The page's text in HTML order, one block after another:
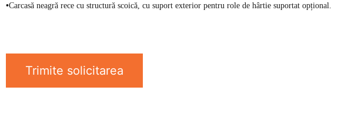
•Carcasă neagră rece cu structură scoică, cu suport exterior pentru role de hârtie suportat opțional.
Trimite solicitarea